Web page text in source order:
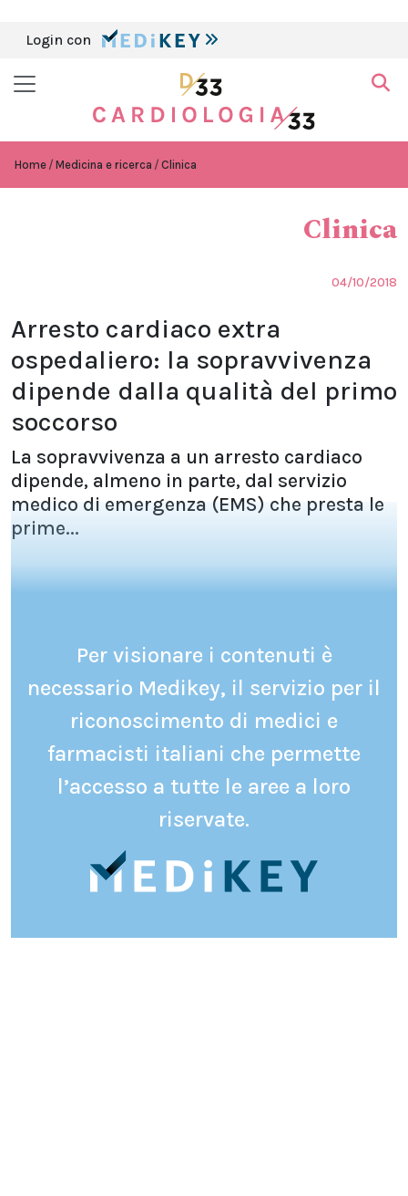
Login con
Home Medicina e ricerca Clinica
Clinica
04/10/2018
Arresto cardiaco extra
ospedaliero: la sopravvivenza
dipende dalla qualità del primo
soccorso
La sopravvivenza a un arresto cardiaco
dipende, almeno in parte, dal servizio
medico di emergenza (EMS) che presta le
prime...
Per visionare i contenuti è
necessario Medikey, il servizio per il
riconoscimento di medici e
farmacisti italiani che permette
l’accesso a tutte le aree a loro
riservate.